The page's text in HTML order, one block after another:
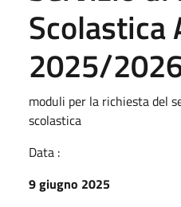
Scolastica
2025/
moduli per la richiesta del
scolastica
Data :
9 giugno 2025